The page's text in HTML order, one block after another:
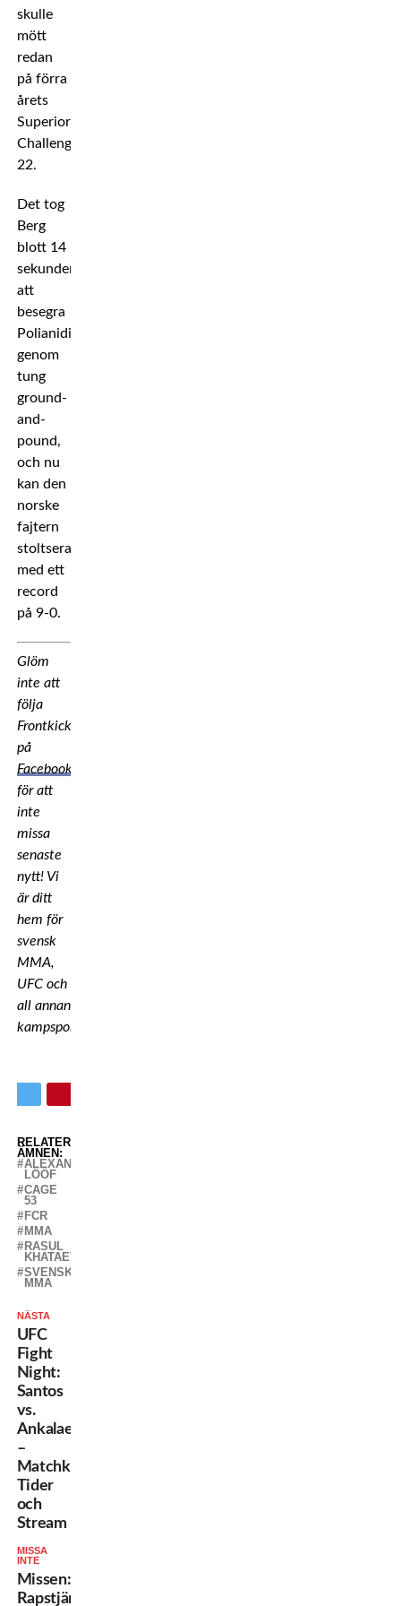
skulle
mött
redan
på förra
årets
Superior
Challenge
22.
Det tog
Berg
blott 14
sekunder
att
besegra
Polianidis
genom
tung
ground-
and-
pound,
och nu
kan den
norske
fajtern
stoltsera
med ett
record
på 9-0.
Glöm
inte att
följa
Frontkick
på
Facebook
för att
inte
missa
senaste
nytt! Vi
är ditt
hem för
svensk
MMA,
UFC och
all annan
kampsport!
RELATERADE
ÄMNEN:
ALEXANDER
LÖÖF
CAGE
53
FCR
MMA
RASUL
KHATAEV
SVENSK
MMA
NÄSTA
UFC
Fight
Night:
Santos
vs.
Ankalaev
–
Matchkort,
Tider
och
Stream
MISSA
INTE
Missen:
Rapstjärnan